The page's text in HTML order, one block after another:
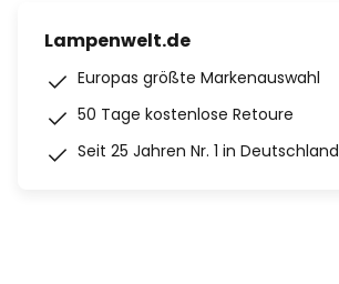
Lampenwelt.de
Europas größte Markenauswahl
50 Tage kostenlose Retoure
Seit 25 Jahren Nr. 1 in Deutschland